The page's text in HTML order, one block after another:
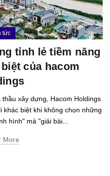
tức
tỉnh lẻ tiềm năng
của hacom
xây dựng, Hacom Holdings
biệt khi không chọn những
hình" mà "giải bài...
More